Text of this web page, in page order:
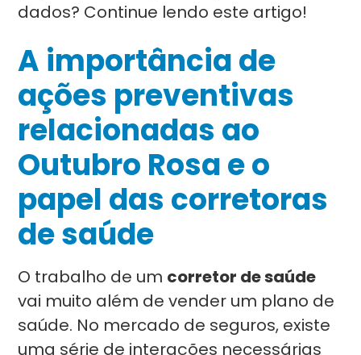
dados? Continue lendo este artigo!
A importância de
ações preventivas
relacionadas ao
Outubro Rosa e o
papel das corretoras
de saúde
O trabalho de um corretor de saúde
vai muito além de vender um plano de
saúde. No mercado de seguros, existe
uma série de interações necessárias